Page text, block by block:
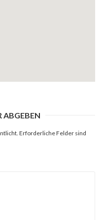
ABGEBEN
Erforderliche Felder sind